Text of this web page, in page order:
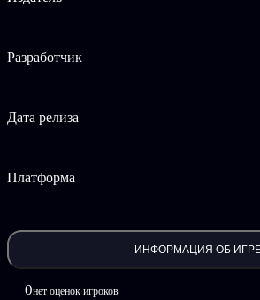
фиолетовую или синюю, две сразу или
американские горки!
Герой игры – тяжелый металлический
«8» словно оранжевый шар огня. Вся
специально созданным аудио.
Графический дизайн игры был
в себе классические элементы и
дизайн.
Разработчик
Дата релиза
Платформа
ИНФОРМАЦИЯ ОБ
0нет оценок игроков